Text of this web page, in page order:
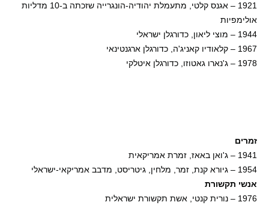
1921 – אגנס קלטי, מתעמלת יהודיה-הונגרייה שזכתה ב-10 מדליות
אולימפיות
1944 – מוצי ליאון, כדורגלן ישראלי
1967 – קלאודיו קאניג'ה, כדורגלן ארגנטינאי
1978 – ג'נארו גאטוזו, כדורגלן איטלקי
זמרים
1941 – ג'ואן באאז, זמרת אמריקאית
1954 – גיורא קנת, זמר, מלחין, גיטריסט, מדבב אמריקאי-ישראלי
אנשי תקשורת
1976 – נורית קנטי, אשת תקשורת ישראלית